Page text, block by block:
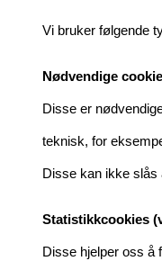
Vi bruker følgende
Nødvendige
Disse er
teknisk, for
Disse kan ikke slås
Statistikkcookies
Disse hjelper oss å